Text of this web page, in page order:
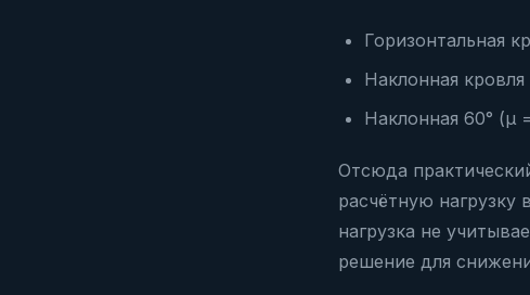
Горизонтальная
Наклонная
Наклонная 60° (µ
Отсюда
расчётную нагрузку
нагрузка не
решение для